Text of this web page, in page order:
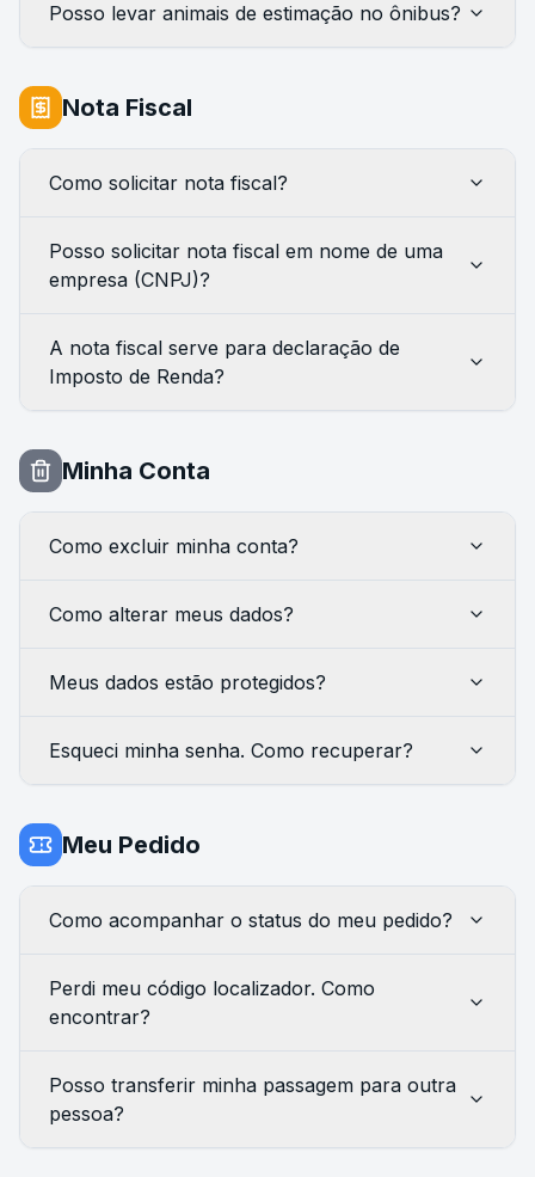
Posso levar animais de estimação no ônibus?
Nota Fiscal
Como solicitar nota fiscal?
Posso solicitar nota fiscal em nome de uma
empresa (CNPJ)?
A nota fiscal serve para declaração de
Imposto de Renda?
Minha Conta
Como excluir minha conta?
Como alterar meus dados?
Meus dados estão protegidos?
Esqueci minha senha. Como recuperar?
Meu Pedido
Como acompanhar o status do meu pedido?
Perdi meu código localizador. Como
encontrar?
Posso transferir minha passagem para outra
pessoa?